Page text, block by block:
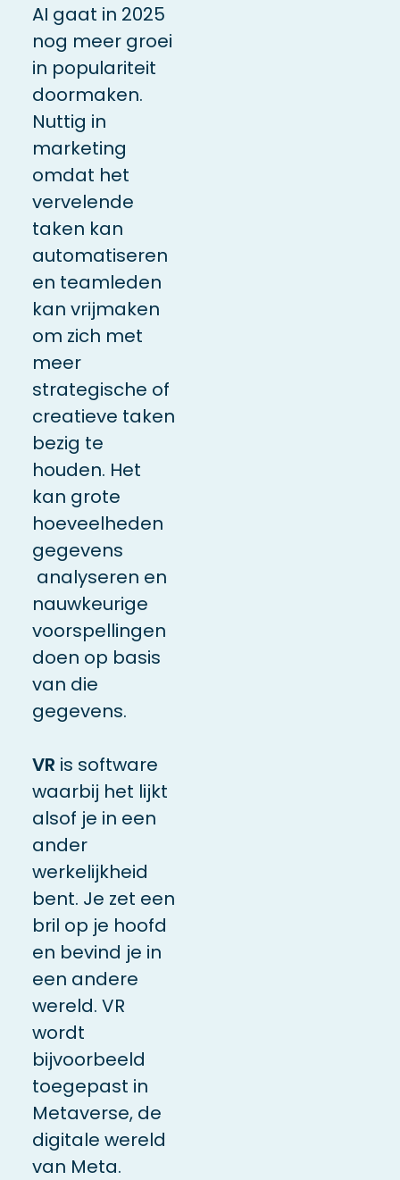
AI gaat in 2025
nog meer groei
in populariteit
doormaken.
Nuttig in
marketing
omdat het
vervelende
taken kan
automatiseren
en teamleden
kan vrijmaken
om zich met
meer
strategische of
creatieve taken
bezig te
houden. Het
kan grote
hoeveelheden
gegevens
analyseren en
nauwkeurige
voorspellingen
doen op basis
van die
gegevens.
VR is software
waarbij het lijkt
alsof je in een
ander
werkelijkheid
bent. Je zet een
bril op je hoofd
en bevind je in
een andere
wereld. VR
wordt
bijvoorbeeld
toegepast in
Metaverse, de
digitale wereld
van Meta.